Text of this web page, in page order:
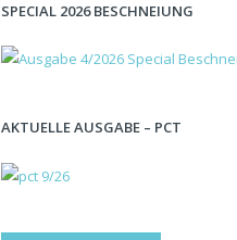
SPECIAL 2026 BESCHNEIUNG
AKTUELLE AUSGABE – PCT